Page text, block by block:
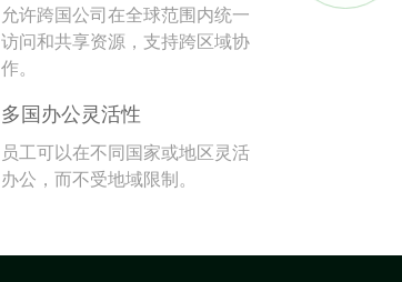
允许跨国公司在全球范围内统一
访问和共享资源，支持跨区域协
作。
多国办公灵活性
员工可以在不同国家或地区灵活
办公，而不受地域限制。